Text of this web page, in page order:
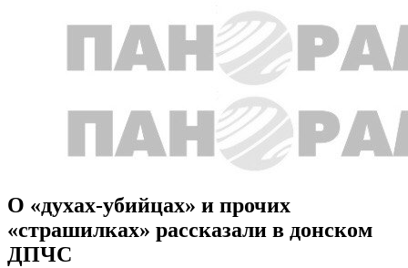
О «духах-убийцах» и прочих
«страшилках» рассказали в донском
ДПЧС